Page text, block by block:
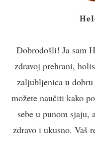
Dobrodošli! Ja sam
zdravoj prehrani,
zaljubljenica u
možete naučiti kako
sebe u punom
zdravo i ukusno. Vaš